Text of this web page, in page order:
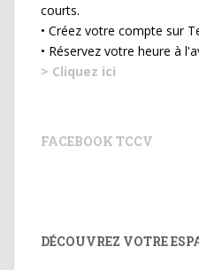
courts.
• Créez votre compte sur
• Réservez votre heure à
> Cliquez ici
FACEBOOK TCCV
DÉCOUVREZ VOTRE